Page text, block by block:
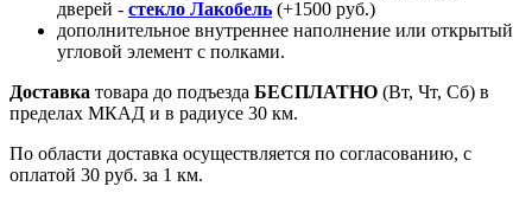
дверей - стекло Лакобель (+1500 руб.)
дополнительное внутреннее наполнение или открытый
угловой элемент с полками.
Доставка товара до подъезда БЕСПЛАТНО (Вт, Чт, Сб) в
пределах МКАД и в радиусе 30 км.
По области доставка осуществляется по согласованию, с
оплатой 30 руб. за 1 км.